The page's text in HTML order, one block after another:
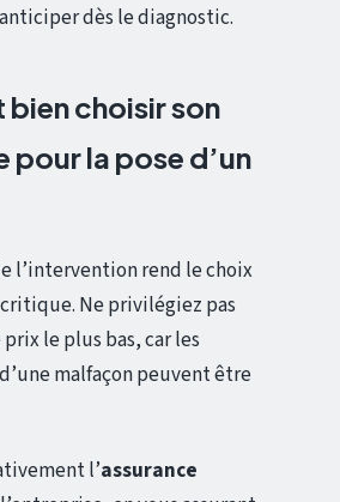
dès le diagnostic.
bien choisir son
pour la pose d’un
l’intervention rend le choix
Ne privilégiez pas
le plus bas, car les
malfaçon peuvent être
l’assurance